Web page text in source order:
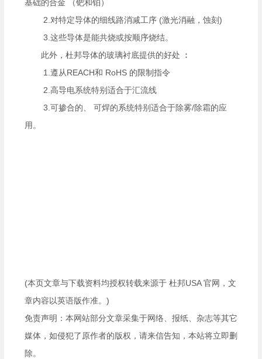
基础的合金 （钯和铂）
2. 对特定导体的细线路消减工序 (激光消融，蚀刻)
3. 这些导体是能共烧或按顺序烧结。
此外，杜邦导体的玻璃衬底提供的好处 ︰
1. 遵从REACH和 RoHS 的限制指令
2. 高导电系统特别适合于汇流线
3. 可掺合的、 可焊的系统特别适合于除雾/除霜的应
用。
(本页文章与下载资料均授权转载来源于 杜邦USA 官网，文
章内容以英语版作准。)
免责声明：本网站部分文章采集于网络、报纸、杂志等其它
媒体，如侵犯了原作者的版权，请来信告知，本站将立即删
除。